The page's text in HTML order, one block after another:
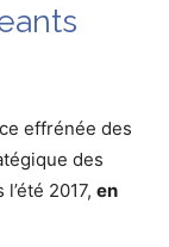
effrénée des
des
2017, en